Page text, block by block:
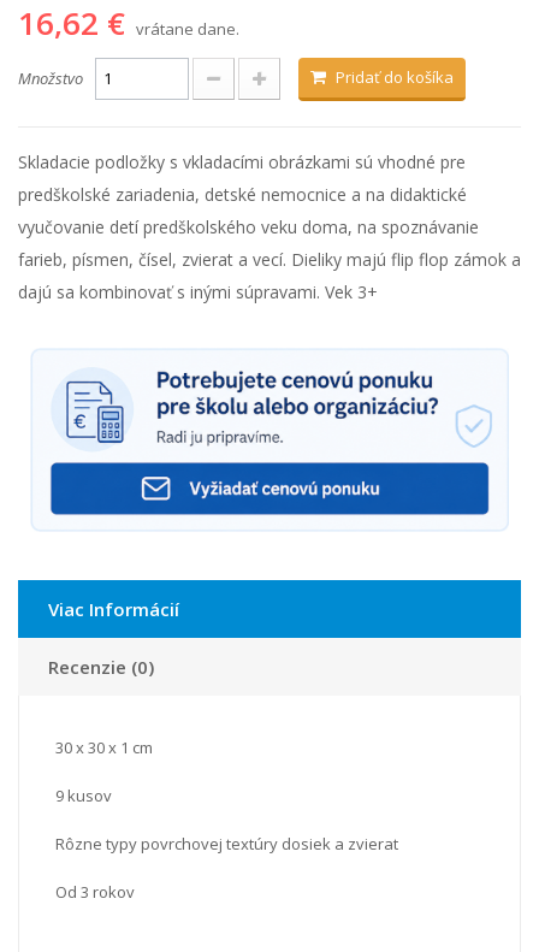
16,62 € vrátane dane.
Množstvo Pridať do košíka
Skladacie podložky s vkladacími obrázkami sú vhodné pre
predškolské zariadenia, detské nemocnice a na didaktické
vyučovanie detí predškolského veku doma, na spoznávanie
farieb, písmen, čísel, zvierat a vecí. Dieliky majú flip flop zámok a
dajú sa kombinovať s inými súpravami. Vek 3+
Viac Informácií
Recenzie (0)
30 x 30 x 1 cm
9 kusov
Rôzne typy povrchovej textúry dosiek a zvierat
Od 3 rokov